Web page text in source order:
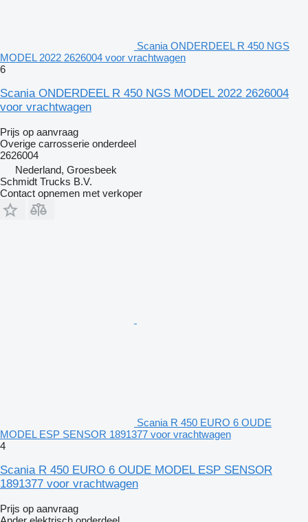
Scania ONDERDEEL R 450 NGS
MODEL 2022 2626004 voor vrachtwagen
6
Scania ONDERDEEL R 450 NGS MODEL 2022 2626004
voor vrachtwagen
Prijs op aanvraag
Overige carrosserie onderdeel
2626004
Nederland, Groesbeek
Schmidt Trucks B.V.
Contact opnemen met verkoper
Scania R 450 EURO 6 OUDE
MODEL ESP SENSOR 1891377 voor vrachtwagen
4
Scania R 450 EURO 6 OUDE MODEL ESP SENSOR
1891377 voor vrachtwagen
Prijs op aanvraag